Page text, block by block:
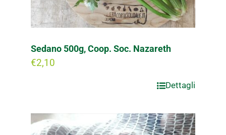
Sedano 500g, Coop. Soc. Nazareth
€2,10
Dettagli